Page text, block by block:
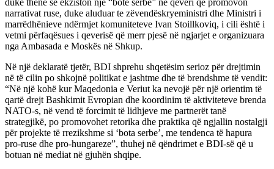
narrativat ruse, duke aluduar te zëvendëskryeministri dhe Ministri i
marrëdhënieve ndërmjet komuniteteve Ivan Stoillkoviq, i cili është i
vetmi përfaqësues i qeverisë që merr pjesë në ngjarjet e organizuara
nga Ambasada e Moskës në Shkup.
Në një deklaratë tjetër, BDI shprehu shqetësim serioz për drejtimin
në të cilin po shkojnë politikat e jashtme dhe të brendshme të vendit:
“Në një kohë kur Maqedonia e Veriut ka nevojë për një orientim të
qartë drejt Bashkimit Evropian dhe koordinim të aktiviteteve brenda
NATO-s, në vend të forcimit të lidhjeve me partnerët tanë
strategjikë, po promovohet retorika dhe praktika që ngjallin nostalgji
për projekte të rrezikshme si ‘bota serbe’, me tendenca të hapura
pro-ruse dhe pro-hungareze”, thuhej në qëndrimet e BDI-së që u
botuan në mediat në gjuhën shqipe.